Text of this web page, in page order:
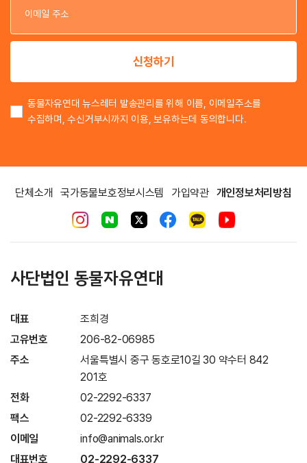
이
신청하기
동물자유연대 뉴스레터 발송관리를 위해 이름, 이메일주소를
수집하며, 수신거부시까지 이용, 보유하는데 동의합니다.
단체소개 국가동물보호정보시스템 가입약관 개인정보처리방침
사단법인 동물자유연대
대표
조희경
고유번호
206-82-06985
주소
서울특별시 중구 동호로10길 30 약수터 842
201호
전화
02-2292-6337
팩스
02-2292-6339
이메일
info@animals.or.kr
대표번호
02-2292-6337